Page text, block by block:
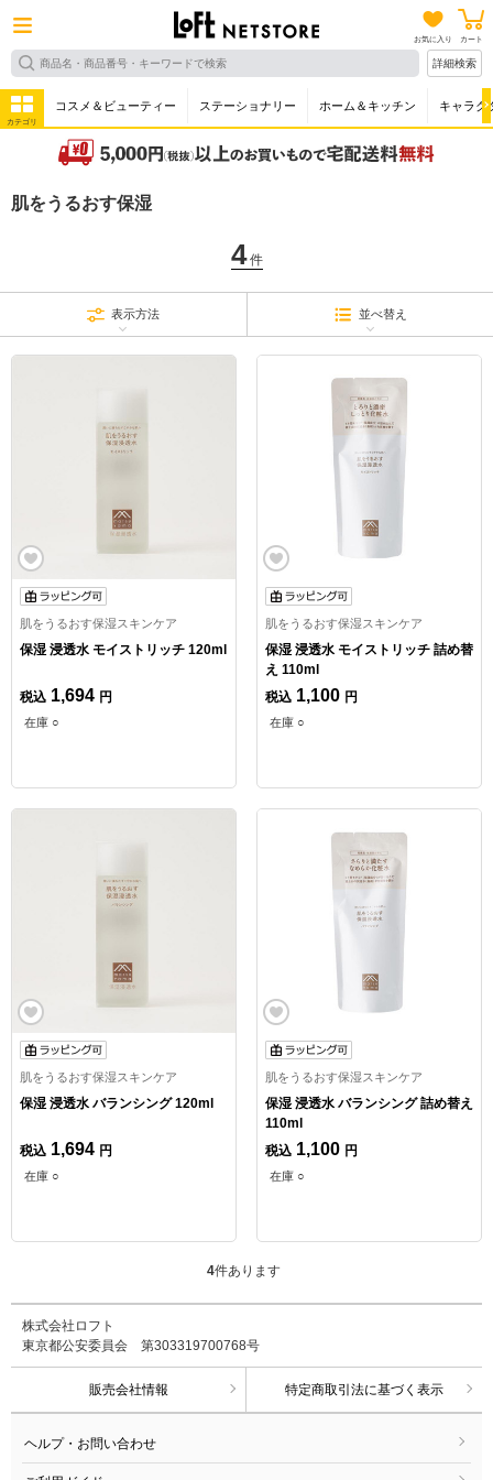
お気に入り カート
詳細検索
カテゴリ
コスメ＆ビューティー ステーショナリー ホーム＆キッチン キャラク
肌をうるおす保湿
4件
表示方法 並べ替え
肌をうるおす保湿スキンケア
保湿 浸透水 モイストリッチ 120ml
税込 1,694 円
在庫 ○
肌をうるおす保湿スキンケア
保湿 浸透水 モイストリッチ 詰め替
え 110ml
税込 1,100 円
在庫 ○
肌をうるおす保湿スキンケア
保湿 浸透水 バランシング 120ml
税込 1,694 円
在庫 ○
肌をうるおす保湿スキンケア
保湿 浸透水 バランシング 詰め替え
110ml
税込 1,100 円
在庫 ○
4件あります
株式会社ロフト
東京都公安委員会 第303319700768号
販売会社情報 特定商取引法に基づく表示
ヘルプ・お問い合わせ